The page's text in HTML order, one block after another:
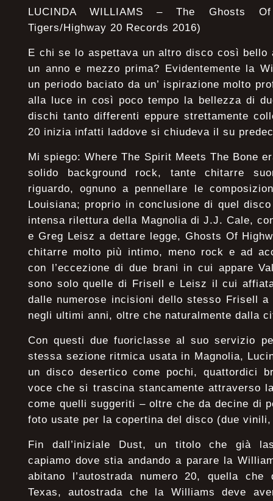
LUCINDA WILLIAMS – The Ghosts
Tigers/Highway 20 Records 2016)
E chi se lo aspettava un altro disco così bello
un anno e mezzo prima? Evidentemente la
un periodo baciato da un’ ispirazione molto
alla luce in così poco tempo la bellezza di
dischi tanto differenti eppure strettamente
20 inizia infatti laddove si chiudeva il su
Mi spiego: Where The Spirit Meets The Bone
solido background rock, tante chitarre
riguardo, ognuno a pennellare le
Louisiana; proprio in conclusione di quel
intensa rilettura della Magnolia di J.J. Cale,
e Greg Leisz a dettare legge, Ghosts Of
chitarre molto più intimo, meno rock e ad
con l’eccezione di due brani in cui appare
sono solo quelle di Frisell e Leisz il cui
dalle numerose incisioni dello stesso Frisell
negli ultimi anni, oltre che naturalmente dalla
Con questi due fuoriclasse al suo servizio
stessa sezione ritmica usata in Magnolia,
un disco desertico come pochi, quattordici
voce che si trascina stancamente attraverso
come quelli suggeriti – oltre che da decine di
foto usate per la copertina del disco (due
Fin dall’iniziale Dust, un titolo che già
capiamo dove stia andando a parare la
abitano l’autostrada numero 20, quella
Texas, autostrada che la Williams deve